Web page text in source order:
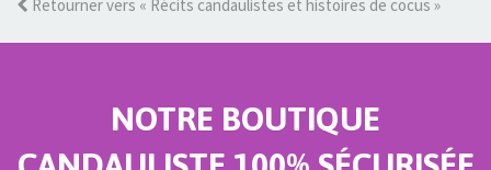
Retourner vers « Récits candaulistes et histoires de cocus »
NOTRE BOUTIQUE